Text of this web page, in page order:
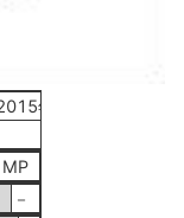
年4月上旬
－